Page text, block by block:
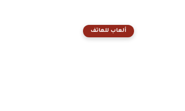
ألعاب للهاتف